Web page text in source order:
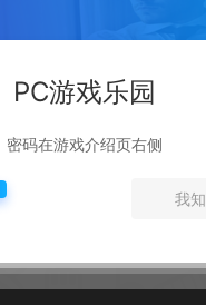
PC游戏乐园
密码在游戏介绍页右侧
我